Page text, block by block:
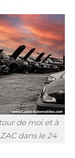
de moi et à
dans le 24